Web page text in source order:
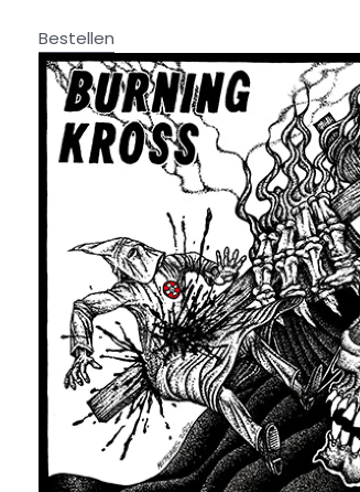
Bestellen